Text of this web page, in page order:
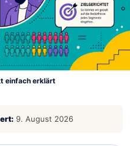
einfach erklärt
9. August 2026